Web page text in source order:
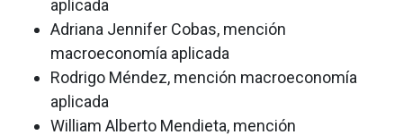
aplicada
Adriana Jennifer Cobas, mención
macroeconomía aplicada
Rodrigo Méndez, mención macroeconomía
aplicada
William Alberto Mendieta, mención